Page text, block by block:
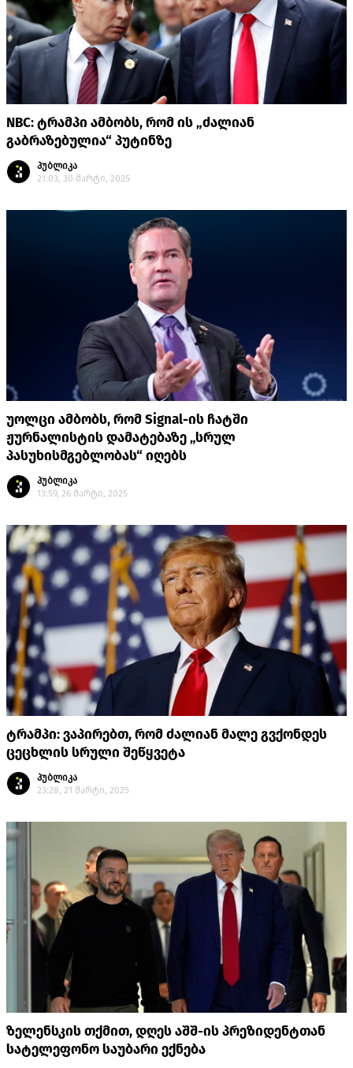
NBC: ტრამპი ამბობს, რომ ის „ძალიან
გაბრაზებულია“ პუტინზე
პუბლიკა
21:03, 30 მარტი, 2025
უოლცი ამბობს, რომ Signal-ის ჩატში
ჟურნალისტის დამატებაზე „სრულ
პასუხისმგებლობას“ იღებს
პუბლიკა
13:59, 26 მარტი, 2025
ტრამპი: ვაპირებთ, რომ ძალიან მალე გვქონდეს
ცეცხლის სრული შეწყვეტა
პუბლიკა
23:28, 21 მარტი, 2025
ზელენსკის თქმით, დღეს აშშ-ის პრეზიდენტთან
სატელეფონო საუბარი ექნება